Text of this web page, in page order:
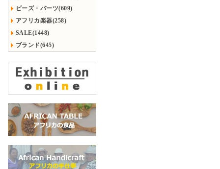
ビーズ・パーツ(609)
アフリカ楽器(258)
SALE(1448)
ブランド(645)